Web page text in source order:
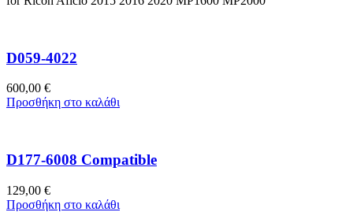
D059-4022
600,00 €
Προσθήκη στο καλάθι
D177-6008 Compatible
129,00 €
Προσθήκη στο καλάθι